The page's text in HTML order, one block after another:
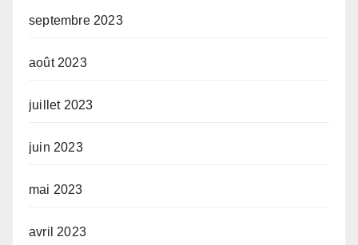
septembre 2023
août 2023
juillet 2023
juin 2023
mai 2023
avril 2023